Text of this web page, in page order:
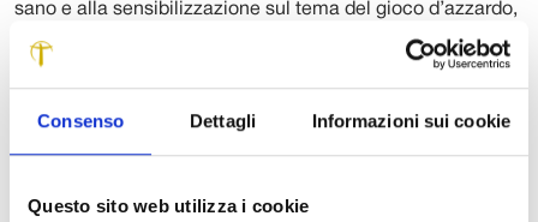
Consenso Dettagli Informazioni sui cookie
Questo sito web utilizza i cookie
sano e alla sensibilizzazione sul tema del gioco d’azzardo,
in cui crediamo molto. Ringraziamo il festival per questa
collaborazione e per il lavoro che continua a fare sul
artistico che per quello sociale – dichiara